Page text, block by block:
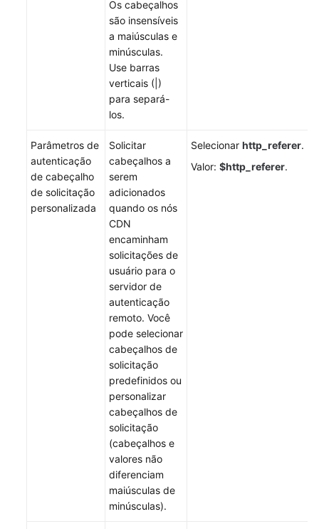
Os cabeçalhos
são insensíveis
a maiúsculas e
minúsculas.
Use barras
verticais (|)
para separá-
los.
Parâmetros de
autenticação
de cabeçalho
de solicitação
personalizada
Solicitar
cabeçalhos a
serem
adicionados
quando os nós
CDN
encaminham
solicitações de
usuário para o
servidor de
autenticação
remoto. Você
pode selecionar
cabeçalhos de
solicitação
predefinidos ou
personalizar
cabeçalhos de
solicitação
(cabeçalhos e
valores não
diferenciam
maiúsculas de
minúsculas).
Selecionar http_referer.
Valor: $http_referer.